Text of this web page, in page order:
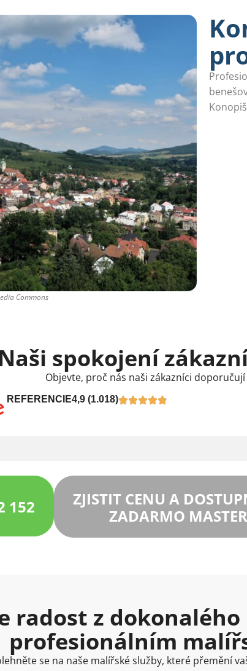
Commons
Naši spokojení
Objevte, proč nás naši zákazníci
REFERENCIE4,9 (1.018)
152
ZJISTIT CENU A
ZADARMO MASTER
radost z
profesionálním
se na naše malířské služby, které přemění